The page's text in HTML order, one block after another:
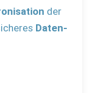
der
Daten-